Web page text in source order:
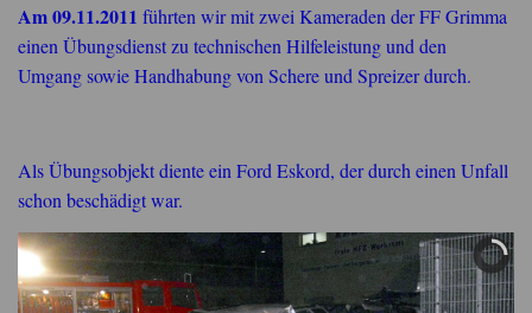
Am 09.11.2011 führten wir mit zwei Kameraden der FF Grimma
einen Übungsdienst zu technischen Hilfeleistung und den
Umgang sowie Handhabung von Schere und Spreizer durch.
Als Übungsobjekt diente ein Ford Eskord, der durch einen Unfall
schon beschädigt war.